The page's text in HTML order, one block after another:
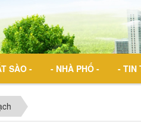
SÀO - - NHÀ PHỐ - - TIN